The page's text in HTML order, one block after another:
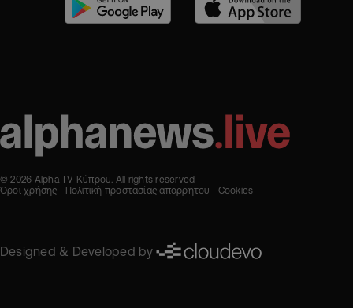
© 2026 Alpha TV Κύπρου. All rights reserved
Όροι χρήσης
Πολιτική προστασίας απορρήτου Cookies
Designed & Developed by